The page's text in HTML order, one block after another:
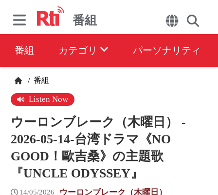
番組
番組 カテゴリ パーソナリティ
/ 番組
Listen Now
ウーロンブレーク（木曜日） -
2026-05-14-台湾ドラマ《NO
GOOD！歐吉桑》の主題歌
『UNCLE ODYSSEY』
14/05/2026 ウーロンブレーク（木曜日）